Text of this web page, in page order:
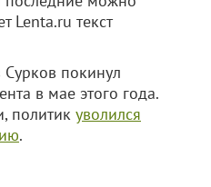
Lenta.ru текст
покинул
в мае этого года.
политик уволился
.